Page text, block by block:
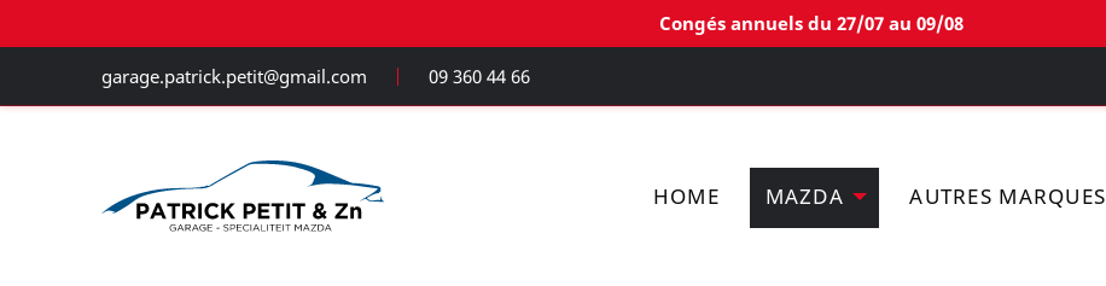
Congés annuels du 27/07 au 09/08
garage.patrick.petit@gmail.com 09 360 44 66
HOME MAZDA AUTRES MARQUES